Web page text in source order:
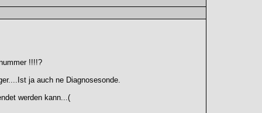
!!!!?
ja auch ne Diagnosesonde.
werden kann...(